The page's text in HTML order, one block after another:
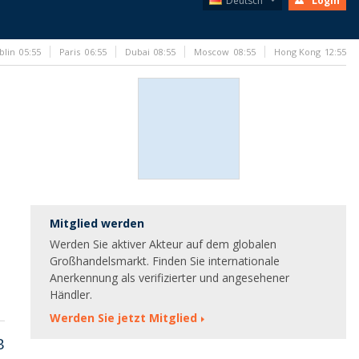
Mitglied werden
Werden Sie aktiver Akteur auf dem globalen
Großhandelsmarkt. Finden Sie internationale
Anerkennung als verifizierter und angesehener
Händler.
Werden Sie jetzt Mitglied
05:55 Paris 06:55 Dubai 08:55 Moscow 08:55 Hong Kong 12:55